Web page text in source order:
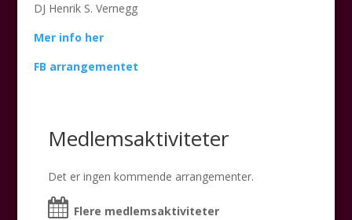
DJ Henrik S. Vernegg
Mer info her
FB arrangementet
Medlemsaktiviteter
Det er ingen kommende arrangementer.
Flere medlemsaktiviteter